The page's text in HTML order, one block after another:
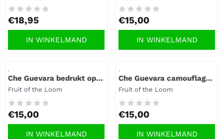
Prijs: 18,95
€18,95
IN WINKELMAND
Prijs: 15,00
€15,00
IN WINKELMAND
Artikelnummer
.
Che Guevara bedrukt op
T-shirt.
Merk:
Fruit of the Loom
Prijs: 15,00
€15,00
IN WINKELMAND
Artikelnummer
.
Che Guevara camouflage
t-shirt.
Merk:
Fruit of the Loom
Prijs: 15,00
€15,00
IN WINKELMAND